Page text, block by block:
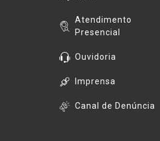
Atendimento
Presencial
Ouvidoria
Imprensa
Canal de Denúncia